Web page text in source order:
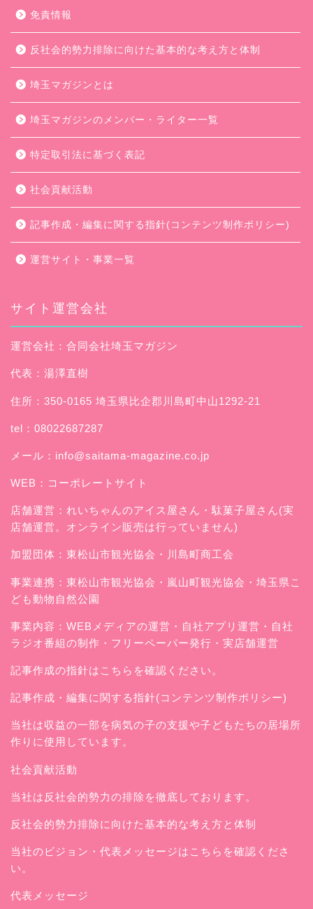
免責情報
反社会的勢力排除に向けた基本的な考え方と体制
埼玉マガジンとは
埼玉マガジンのメンバー・ライター一覧
特定取引法に基づく表記
社会貢献活動
記事作成・編集に関する指針(コンテンツ制作ポリシー)
運営サイト・事業一覧
サイト運営会社
運営会社：合同会社埼玉マガジン
代表：湯澤直樹
住所：350-0165 埼玉県比企郡川島町中山1292-21
tel：08022687287
メール： info@saitama-magazine.co.jp
WEB： コーポレートサイト
店舗運営： れいちゃんのアイス屋さん ・駄菓子屋さん(実
店舗運営。オンライン販売は行っていません)
加盟団体：東松山市観光協会・川島町商工会
事業連携：東松山市観光協会・嵐山町観光協会・埼玉県こ
ども動物自然公園
事業内容：WEBメディアの運営・自社アプリ運営・自社
ラジオ番組の制作・フリーペーパー発行・実店舗運営
記事作成の指針はこちらを確認ください。
記事作成・編集に関する指針(コンテンツ制作ポリシー)
当社は収益の一部を病気の子の支援や子どもたちの居場所
作りに使用しています。
社会貢献活動
当社は反社会的勢力の排除を徹底しております。
反社会的勢力排除に向けた基本的な考え方と体制
当社のビジョン・代表メッセージはこちらを確認くださ
い。
代表メッセージ